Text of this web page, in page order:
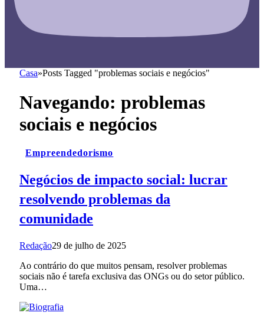
Casa»Posts Tagged "problemas sociais e negócios"
Navegando: problemas
sociais e negócios
Empreendedorismo
Negócios de impacto social: lucrar
resolvendo problemas da
comunidade
Redação29 de julho de 2025
Ao contrário do que muitos pensam, resolver problemas
sociais não é tarefa exclusiva das ONGs ou do setor público.
Uma…